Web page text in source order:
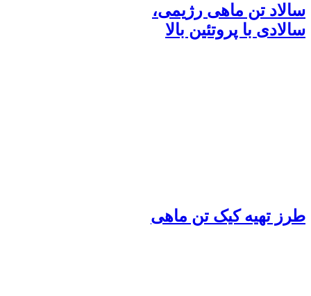
سالاد تن ماهی رژیمی،
سالادی با پروتئین بالا
طرز تهیه کیک تن ماهی